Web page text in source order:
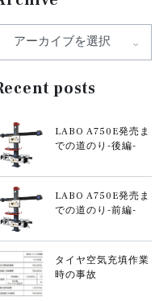
posts
LABO A750E発売ま
での道のり-後編-
LABO A750E発売ま
での道のり-前編-
タイヤ空気充填作業
時の事故